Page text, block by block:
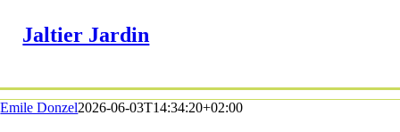
Jaltier Jardin
Emile Donzel2026-06-03T14:34:20+02:00